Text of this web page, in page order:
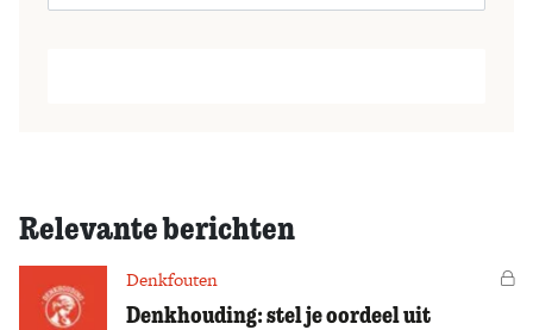
Relevante berichten
Denkfouten
Denkhouding: stel je oordeel uit